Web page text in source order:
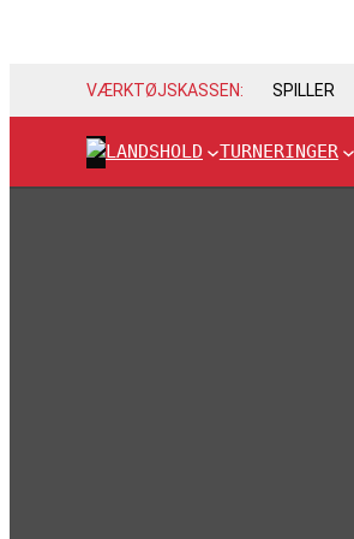
VÆRKTØJSKASSEN: SPILLER
LANDSHOLD TURNERINGER